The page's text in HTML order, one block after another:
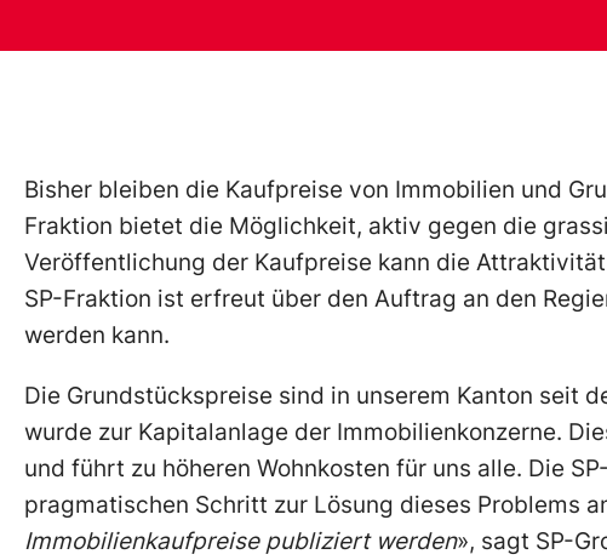
Bisher bleiben die Kaufpreise von Immobilien und
Fraktion bietet die Möglichkeit, aktiv gegen die
Veröffentlichung der Kaufpreise kann die
SP-Fraktion ist erfreut über den Auftrag an den
werden kann.
Die Grundstückspreise sind in unserem Kanton seit
wurde zur Kapitalanlage der Immobilienkonzerne.
und führt zu höheren Wohnkosten für uns alle. Die
pragmatischen Schritt zur Lösung dieses Problems
Immobilienkaufpreise publiziert werden», sagt SP-